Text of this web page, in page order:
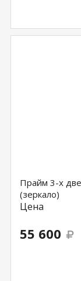
Прайм 3-х
(зеркало)
Цена
55 600